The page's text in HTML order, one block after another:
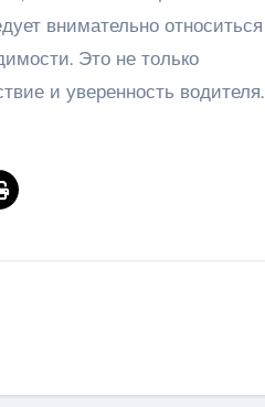
внимательно относиться
Это не только
и уверенность водителя.